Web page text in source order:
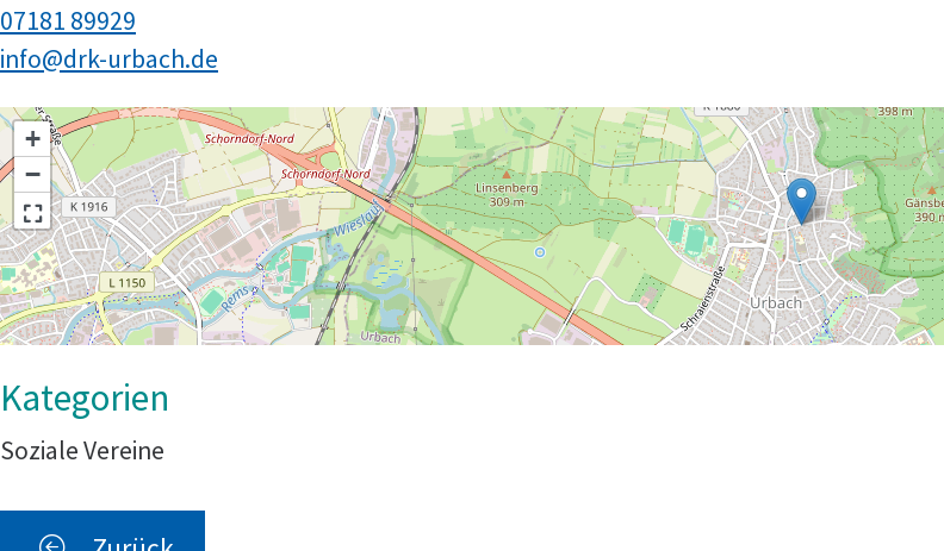
info@drk-urbach.de
07181 89929
+
−
Soziale Vereine